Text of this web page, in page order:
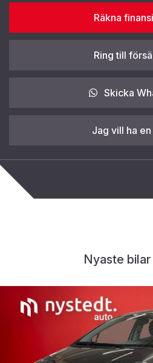
Räkna
Ring till
Skicka
Jag vill ha
Nyaste